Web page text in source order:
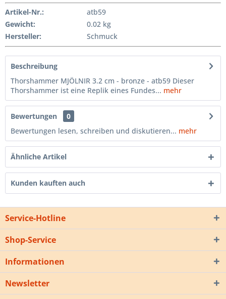
Artikel-Nr.:
atb59
Gewicht:
0.02 kg
Hersteller: Schmuck
Beschreibung
Thorshammer MJÖLNIR 3.2 cm - bronze - atb59 Dieser
Thorshammer ist eine Replik eines Fundes... mehr
Bewertungen
0
Bewertungen lesen, schreiben und diskutieren... mehr
Ähnliche Artikel
Kunden kauften auch
Service-Hotline
Shop-Service
Informationen
Newsletter